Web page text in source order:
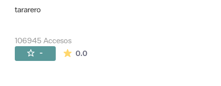
tararero
106945 Accesos
- 0.0La valoración media es de 0 estrellas de